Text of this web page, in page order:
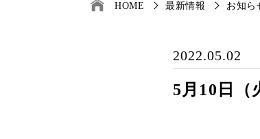
HOME 最新情報 お知ら
2022.05.02
5月10日（